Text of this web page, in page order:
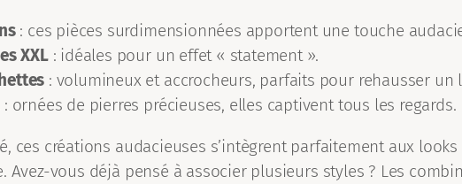
: ces pièces surdimensionnées apportent une touche
XXL: idéales pour un effet « statement ».
: volumineux et accrocheurs, parfaits pour rehausser un
: ornées de pierres précieuses, elles captivent tous les regards.
ces créations audacieuses s’intègrent parfaitement aux
Avez-vous déjà pensé à associer plusieurs styles ? Les